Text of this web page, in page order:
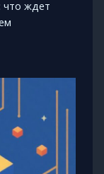
что ждет